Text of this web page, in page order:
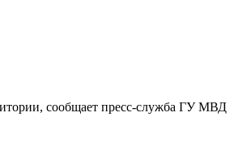
сообщает пресс-служба ГУ МВД